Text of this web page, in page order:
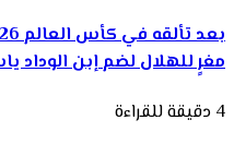
مغرٍ للهلال لضم إبن الوداد
4 دقيقة للقراءة